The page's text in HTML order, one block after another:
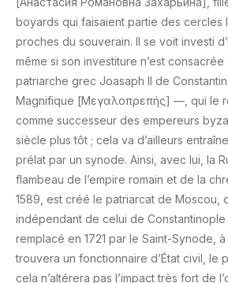
boyards qui faisaient partie des cercles
proches du souverain. Il se voit investi
même si son investiture n’est consacrée
patriarche grec Joasaph II de
Magnifique [Μεγαλοπρεπής] —, qui le
comme successeur des empereurs
siècle plus tôt ; cela va d’ailleurs
prélat par un synode. Ainsi, avec lui, la
flambeau de l’empire romain et de la
1589, est créé le patriarcat de Moscou,
indépendant de celui de Constantinople
remplacé en 1721 par le Saint-Synode,
trouvera un fonctionnaire d’État civil, le
cela n’altérera pas l’impact très fort de